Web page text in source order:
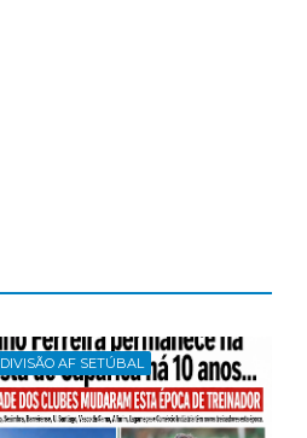
DIVISÃO AF SETÚBAL